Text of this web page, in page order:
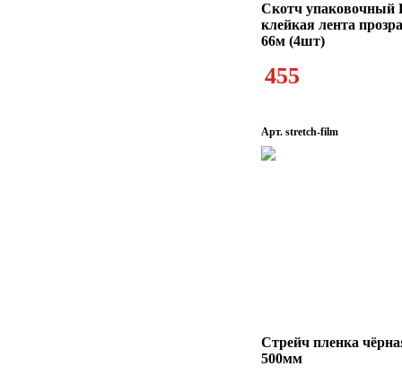
Скотч упаковочный
клейкая лента
66м (4шт)
455
Арт. stretch-film
Стрейч пленка
500мм